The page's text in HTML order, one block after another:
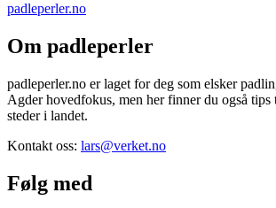
padleperler.no
Om padleperler
padleperler.no er laget for deg som elsker
Agder hovedfokus, men her finner du også tips
steder i landet.
Kontakt oss: lars@verket.no
Følg med